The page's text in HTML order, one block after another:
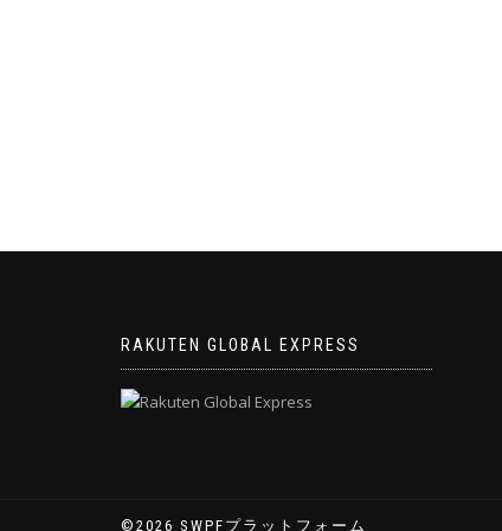
RAKUTEN GLOBAL EXPRESS
©2026 SWPFプラットフォーム